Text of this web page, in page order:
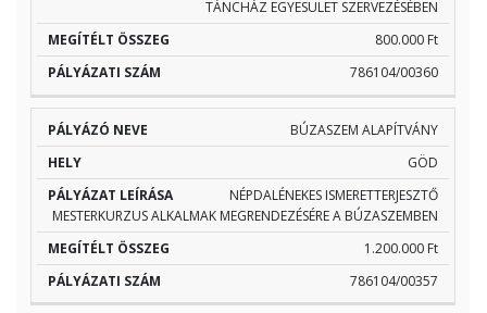
TÁNCHÁZ EGYESÜLET SZERVEZÉSÉBEN
800.000 Ft
786104/00360
BÚZASZEM ALAPÍTVÁNY
GÖD
NÉPDALÉNEKES ISMERETTERJESZTŐ
MESTERKURZUS ALKALMAK MEGRENDEZÉSÉRE A BÚZASZEMBEN
1.200.000 Ft
786104/00357